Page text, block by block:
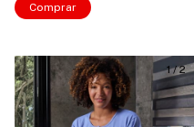
Comprar
1/2